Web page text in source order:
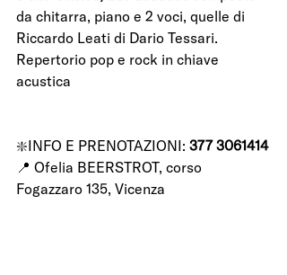
da chitarra, piano e 2 voci, quelle di
Riccardo Leati di Dario Tessari.
Repertorio pop e rock in chiave
acustica
❇️INFO E PRENOTAZIONI: 377 3061414
📍 Ofelia BEERSTROT, corso
Fogazzaro 135, Vicenza